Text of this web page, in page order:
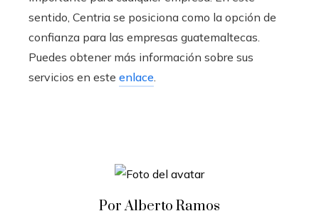
sentido, Centria se posiciona como la opción de
confianza para las empresas guatemaltecas.
Puedes obtener más información sobre sus
servicios en este enlace
Por Alberto Ramos